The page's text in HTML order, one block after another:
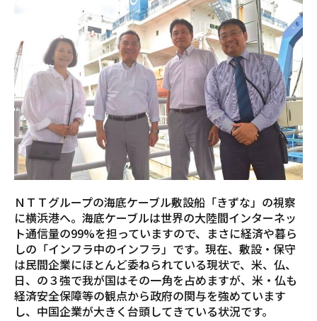
ＮＴＴグループの海底ケーブル敷設船「きずな」の視察
に横浜港へ。海底ケーブルは世界の大陸間インターネッ
ト通信量の99%を担っていますので、まさに経済や暮ら
しの「インフラ中のインフラ」です。現在、敷設・保守
は民間企業にほとんど委ねられている現状で、米、仏、
日、の３強で我が国はその一角を占めますが、米・仏も
経済安全保障等の観点から政府の関与を強めています
し、中国企業が大きく台頭してきている状況です。